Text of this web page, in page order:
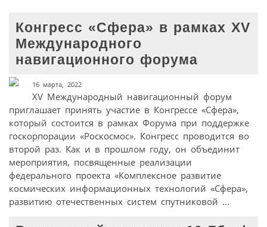
Конгресс «Сфера» в рамках XV
Международного
навигационного форума
16 марта, 2022
XV Международный навигационный форум
приглашает принять участие в Конгрессе «Сфера»,
который состоится в рамках Форума при поддержке
госкорпорации «Роскосмос». Конгресс проводится во
второй раз. Как и в прошлом году, он объединит
мероприятия, посвященные реализации
федерального проекта «Комплексное развитие
космических информационных технологий «Сфера»,
развитию отечественных систем спутниковой ...